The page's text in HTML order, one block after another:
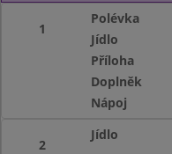
1
Polévka
Jídlo
Příloha
Doplněk
Nápoj
2
Jídlo